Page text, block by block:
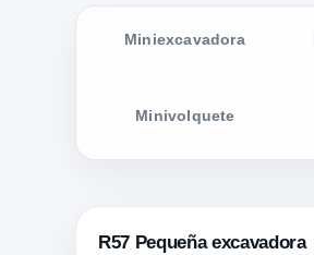
Miniexcavadora
Minivolquete
R57 Pequeña excavadora